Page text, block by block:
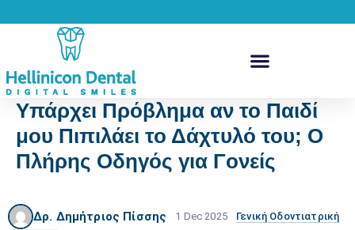
Υπάρχει Πρόβλημα αν το Παιδί
μου Πιπιλάει το Δάχτυλό του; Ο
Πλήρης Οδηγός για Γονείς
Δρ. Δημήτριος Πίσσης · 1 Dec 2025 · Γενική Οδοντιατρική